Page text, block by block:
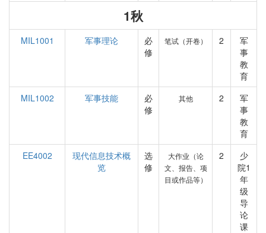
1秋
MIL1001 军事理论
必
修
笔试（开卷） 2
军
事
教
育
MIL1002
军事技能
必
修
其他 2
军
事
教
育
EE4002
现代信息技术概
览
选
修
大作业（论
文、报告、项
目或作品等）
2
少
院1
年
级
导
论
课